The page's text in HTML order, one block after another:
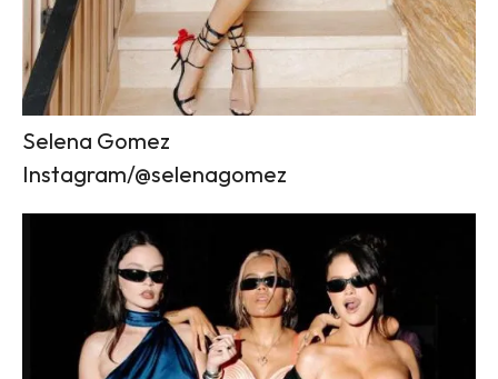
Selena Gomez
Instagram/@selenagomez